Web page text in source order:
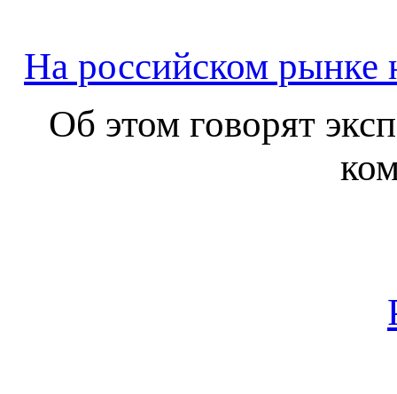
На российском рынке
Об этом говорят